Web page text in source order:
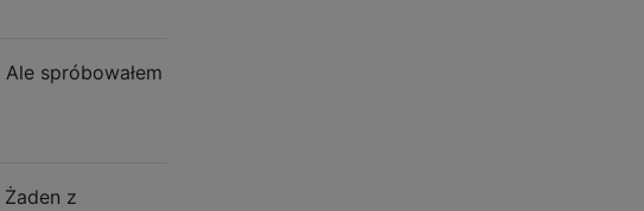
spróbowałem
z